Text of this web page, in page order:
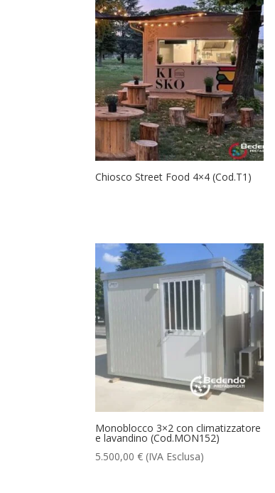
Chiosco Street Food 4×4 (Cod.T1)
Monoblocco 3×2 con climatizzatore
e lavandino (Cod.MON152)
5.500,00€ (IVA Esclusa)